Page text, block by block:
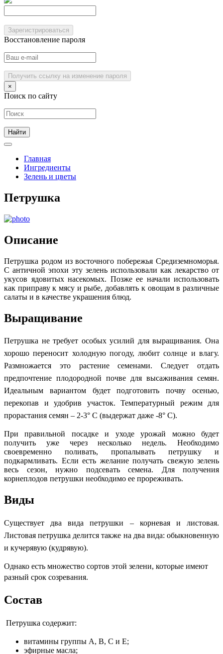
Зарегистрироваться
Восстановление пароля
Получить ссылку на изменение пароля
×
Поиск по сайту
Главная
Ингредиенты
Зелень и цветы
Петрушка
Описание
Петрушка родом из восточного побережья Средиземноморья.
С античной эпохи эту зелень использовали как лекарство от
укусов ядовитых насекомых. Позже ее начали использовать
как приправу к мясу и рыбе, добавлять к овощам в различные
салаты и в качестве украшения блюд.
Выращивание
Петрушка не требует особых усилий для выращивания. Она
хорошо переносит холодную погоду, любит солнце и влагу.
Размножается это растение семенами. Следует отдать
предпочтение плодородной почве для высаживания семян.
Идеальным вариантом будет подготовить почву осенью,
перекопав и удобрив участок. Температурный режим для
прорастания семян – 2-3° С (выдержат даже -8° С).
При правильной посадке и уходе урожай можно будет
получить уже через несколько недель. Необходимо
своевременно поливать, пропалывать петрушку и
подкармливать. Если есть желание получать свежую зелень
весь сезон, нужно подсевать семена. Для получения
корнеплодов петрушки необходимо ее прореживать.
Виды
Существует два вида петрушки – корневая и листовая.
Листовая петрушка делится также на два вида: обыкновенную
и кучерявую (кудрявую).
Однако есть множество сортов этой зелени, которые имеют
разный срок созревания.
Состав
Петрушка содержит:
витамины группы А, В, С и Е;
эфирные масла;